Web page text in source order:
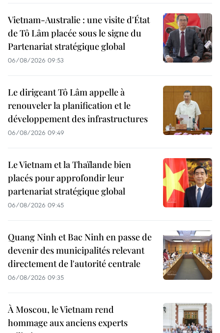
Vietnam-Australie : une visite d'État
de Tô Lâm placée sous le signe du
Partenariat stratégique global
06/08/2026 09:53
Le dirigeant Tô Lâm appelle à
renouveler la planification et le
développement des infrastructures
06/08/2026 09:49
Le Vietnam et la Thaïlande bien
placés pour approfondir leur
partenariat stratégique global
06/08/2026 09:45
Quang Ninh et Bac Ninh en passe de
devenir des municipalités relevant
directement de l'autorité centrale
06/08/2026 09:35
À Moscou, le Vietnam rend
hommage aux anciens experts